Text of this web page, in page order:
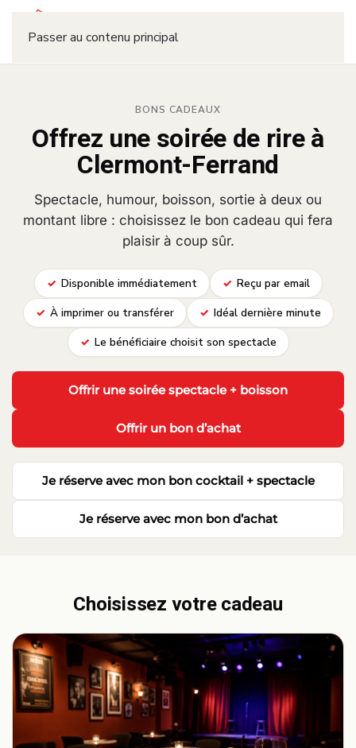
Passer au contenu principal
BONS CADEAUX
Offrez une soirée de rire à
Clermont-Ferrand
Spectacle, humour, boisson, sortie à deux ou
montant libre : choisissez le bon cadeau qui fera
plaisir à coup sûr.
Disponible immédiatement
Reçu par email
À imprimer ou transférer
Idéal dernière minute
Le bénéficiaire choisit son spectacle
Offrir une soirée spectacle + boisson
·
Offrir un bon d’achat
Je réserve avec mon bon cocktail + spectacle
·
Je réserve avec mon bon d’achat
Choisissez votre cadeau